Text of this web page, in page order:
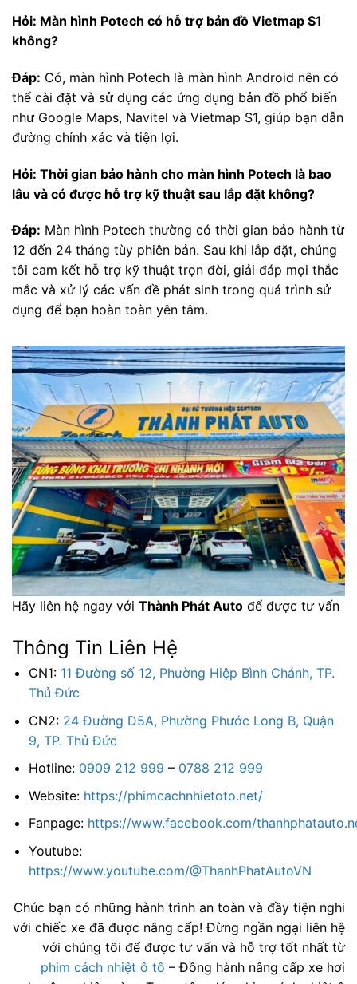
Hỏi: Màn hình Potech có hỗ trợ bản đồ Vietmap S1
không?
Đáp: Có, màn hình Potech là màn hình Android nên có
thể cài đặt và sử dụng các ứng dụng bản đồ phổ biến
như Google Maps, Navitel và Vietmap S1, giúp bạn dẫn
đường chính xác và tiện lợi.
Hỏi: Thời gian bảo hành cho màn hình Potech là bao
lâu và có được hỗ trợ kỹ thuật sau lắp đặt không?
Đáp: Màn hình Potech thường có thời gian bảo hành từ
12 đến 24 tháng tùy phiên bản. Sau khi lắp đặt, chúng
tôi cam kết hỗ trợ kỹ thuật trọn đời, giải đáp mọi thắc
mắc và xử lý các vấn đề phát sinh trong quá trình sử
dụng để bạn hoàn toàn yên tâm.
Hãy liên hệ ngay với Thành Phát Auto để được tư vấn
Thông Tin Liên Hệ
CN1: 11 Đường số 12, Phường Hiệp Bình Chánh, TP.
Thủ Đức
CN2: 24 Đường D5A, Phường Phước Long B, Quận
9, TP. Thủ Đức
Hotline: 0909 212 999 – 0788 212 999
Website: https://phimcachnhietoto.net/
Fanpage: https://www.facebook.com/
Youtube:
https://www.youtube.com/@ThanhPhatAutoVN
Chúc bạn có những hành trình an toàn và đầy tiện nghi
với chiếc xe đã được nâng cấp! Đừng ngần ngại liên hệ
với chúng tôi để được tư vấn và hỗ trợ tốt nhất từ
phim cách nhiệt ô tô – Đồng hành nâng cấp xe hơi